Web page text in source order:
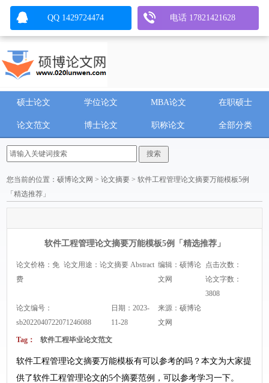
硕士论文 学位论文 MBA论文 在职硕士
论文范文 博士论文 职称论文 全部分类
您当前的位置：硕博论文网 >论文摘要 > 软件工程管理论文摘要万能模板5例
「精选推荐」
软件工程管理论文摘要万能模板5例「精选推荐」
论文价格：免
费
论文用途：论文摘要 Abstract 编辑：硕博论
文网
点击次数：
论文字数：
3808
论文编号：
sb2022040722071246088
日期：2023-
11-28
来源：硕博论
文网
Tag： 软件工程毕业论文范文
软件工程管理论文摘要万能模板有可以参考的吗？本文为大家提
供了软件工程管理论文的5个摘要范例，可以参考学习一下。
QQ 1429724474 电话 17821421628